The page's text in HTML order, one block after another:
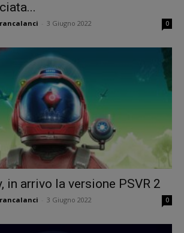
3 Giugno 2022 0
in arrivo la versione PSVR 2
3 Giugno 2022 0